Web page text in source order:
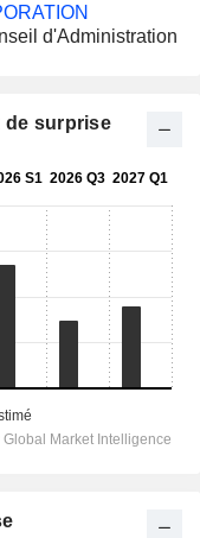
d'Administration
de surprise